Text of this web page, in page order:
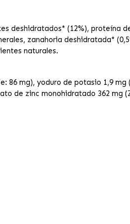
deshidratados* (12%), proteína
zanahoria deshidratada*
naturales.
86 mg), yoduro de potasio 1,9 mg
de zinc monohidratado 362 mg